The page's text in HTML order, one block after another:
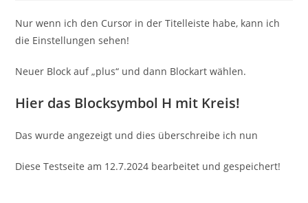
Nur wenn ich den Cursor in der Titelleiste habe, kann ich
die Einstellungen sehen!
Neuer Block auf „plus“ und dann Blockart wählen.
Hier das Blocksymbol H mit Kreis!
Das wurde angezeigt und dies überschreibe ich nun
Diese Testseite am 12.7.2024 bearbeitet und gespeichert!